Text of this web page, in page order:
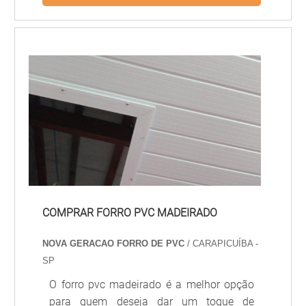
você está procurando por forro de madeira
melhor opção. Aqui você encontra forros
de madeira de qualidade, com preços
acessíveis e entrega rápida. Não perca
tempo e aproveite para conferir nossos
produtos e preços.
COMPRAR FORRO PVC MADEIRADO
NOVA GERACAO FORRO DE PVC/ CARAPICUÍBA -
SP
O forro pvc madeirado é a melhor opção
para quem deseja dar um toque de